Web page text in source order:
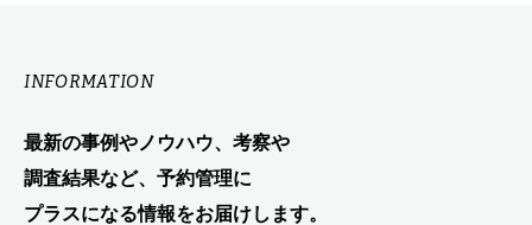
INFORMATION
最新の事例やノウハウ、考察や
調査結果など、予約管理に
プラスになる情報をお届けします。